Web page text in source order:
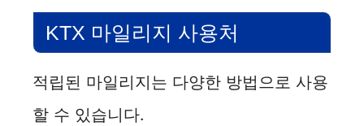
e
o
KTX 마일리지 사용처
적립된 마일리지는 다양한 방법으로 사용
할 수 있습니다.